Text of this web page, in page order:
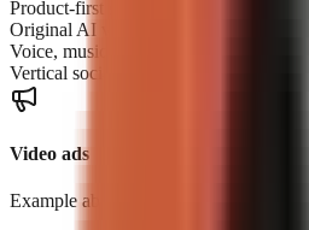
Product-first storytelling
Original AI video scenes
Voice, music, and sound design
Vertical social-ready export
Video ads
Example above